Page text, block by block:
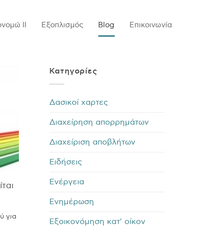
ΙΙ Εξοπλισμός Blog Επικοινωνία
για
Kατηγορίες
Δασικοί χαρτες
Διαχείρηση απορρημάτων
Διαχείριση αποβλήτων
Ειδήσεις
Ενέργεια
Ενημέρωση
Εξοικονόμηση κατ' οίκον